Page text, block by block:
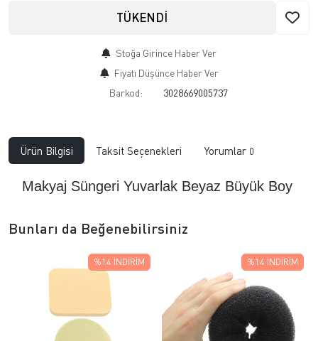
TÜKENDİ
Stoğa Girince Haber Ver
Fiyatı Düşünce Haber Ver
Barkod:
3028669005737
Ürün Bilgisi Taksit Seçenekleri Yorumlar 0
Makyaj Süngeri Yuvarlak Beyaz Büyük Boy
Bunları da Beğenebilirsiniz
%14 İNDIRIM %14 İNDIRIM